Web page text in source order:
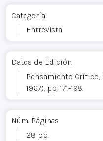
Categoría
Entrevista
Datos de Edición
Pensamiento Crítico,
1967), pp. 171-198.
Núm. Páginas
28 pp.